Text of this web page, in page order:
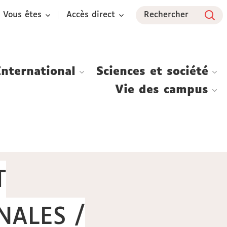
Vous êtes Accès direct Rechercher
Sciences et société
Vie des campus
/